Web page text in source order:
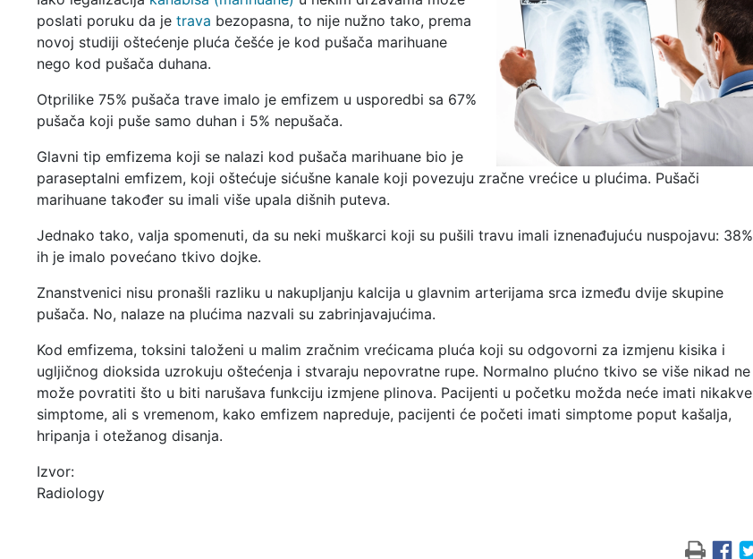
poslati poruku da je trava bezopasna, to nije nužno tako, prema
novoj studiji oštećenje pluća češće je kod pušača marihuane
nego kod pušača duhana.
Otprilike 75% pušača trave imalo je emfizem u usporedbi sa 67%
pušača koji puše samo duhan i 5% nepušača.
Glavni tip emfizema koji se nalazi kod pušača marihuane bio je
paraseptalni emfizem, koji oštećuje sićušne kanale koji povezuju zračne vrećice u plućima. Pušači
marihuane također su imali više upala dišnih puteva.
Jednako tako, valja spomenuti, da su neki muškarci koji su pušili travu imali iznenađujuću nuspojavu: 38%
ih je imalo povećano tkivo dojke.
Znanstvenici nisu pronašli razliku u nakupljanju kalcija u glavnim arterijama srca između dvije skupine
pušača. No, nalaze na plućima nazvali su zabrinjavajućima.
Kod emfizema, toksini taloženi u malim zračnim vrećicama pluća koji su odgovorni za izmjenu kisika i
ugljičnog dioksida uzrokuju oštećenja i stvaraju nepovratne rupe. Normalno plućno tkivo se više nikad ne
može povratiti što u biti narušava funkciju izmjene plinova. Pacijenti u početku možda neće imati nikakve
simptome, ali s vremenom, kako emfizem napreduje, pacijenti će početi imati simptome poput kašalja,
hripanja i otežanog disanja.
Izvor:
Radiology